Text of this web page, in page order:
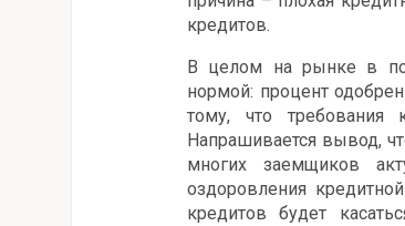
кредитов.
В целом на рынке в
нормой: процент
тому, что требования
Напрашивается вывод,
многих заемщиков
оздоровления
кредитов будет